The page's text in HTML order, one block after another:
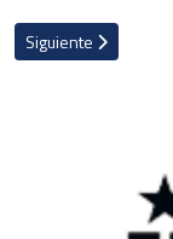
como el
Artículo siguiente:
Siguiente